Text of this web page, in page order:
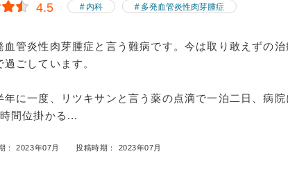
4.5 内科 多発血管炎性肉芽腫症
血管炎性肉芽腫症と言う難病です。今は取り敢えずの
過ごしています。
年に一度、リツキサンと言う薬の点滴で一泊二日、病
間位掛かる...
： 2023年07月 投稿時期： 2023年07月